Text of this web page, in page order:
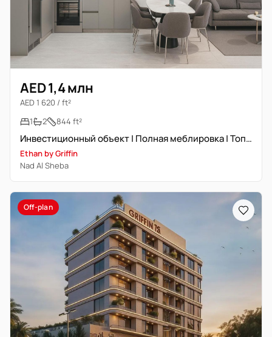
AED 1,4 млн
AED 1 620 / ft²
1
2 844 ft²
Инвестиционный объект | Полная меблировка | Топ-локация
Ethan by Griffin
Nad Al Sheba
Off-plan